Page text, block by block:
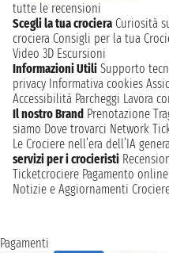
tutte le recensioni
Scegli la tua crociera Curiosità
crociera Consigli per la tua
Video 3D Escursioni
Informazioni Utili Supporto
privacy Informativa cookies
Accessibilità Parcheggi Lavora
Il nostro Brand Prenotazione
siamo Dove trovarci Network
Le Crociere nell’era dell’IA
servizi per i crocieristi
Ticketcrociere Pagamento online
Notizie e Aggiornamenti
Pagamenti